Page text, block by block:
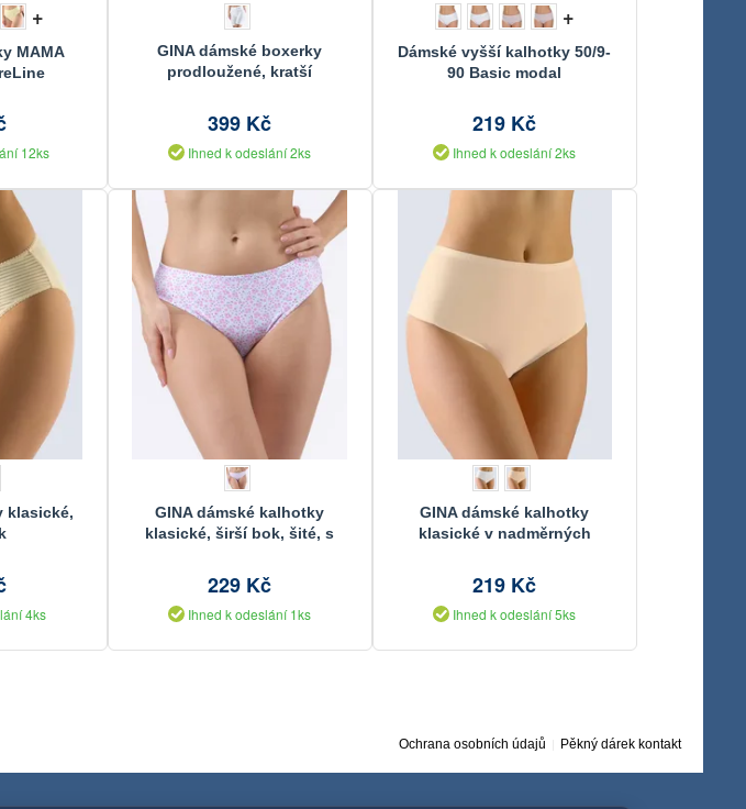
+
MAMA
12ks
GINA dámské boxerky
prodloužené, kratší
jednobarevné Eco Bamboo
03019P
399 Kč
Ihned k odeslání 2ks
+
Dámské vyšší kalhotky 50/9-
90 Basic modal
219 Kč
Ihned k odeslání 2ks
klasické,
4ks
GINA dámské kalhotky
klasické, širší bok, šité, s
229 Kč
Ihned k odeslání 1ks
GINA dámské kalhotky
klasické v nadměrných
jednobarevné 11087P
219 Kč
Ihned k odeslání 5ks
Ochrana osobních údajů Pěkný dárek kontakt